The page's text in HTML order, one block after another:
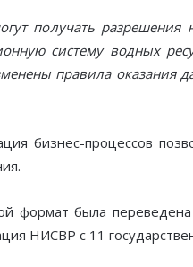
получать разрешения
систему водных
правила оказания
бизнес-процессов
формат была переведена
НИСВР с 11